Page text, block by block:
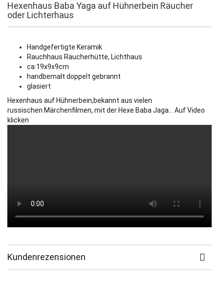
Hexenhaus Baba Yaga auf Hühnerbein Räucher
oder Lichterhaus
Handgefertigte Keramik
Rauchhaus Räucherhütte, Lichthaus
ca:19x9x9cm
handbemalt doppelt gebrannt
glasiert
Hexenhaus auf Hühnerbein,bekannt aus vielen
russischen Märchenfilmen, mit der Hexe Baba Jaga... Auf Video
klicken
Kundenrezensionen